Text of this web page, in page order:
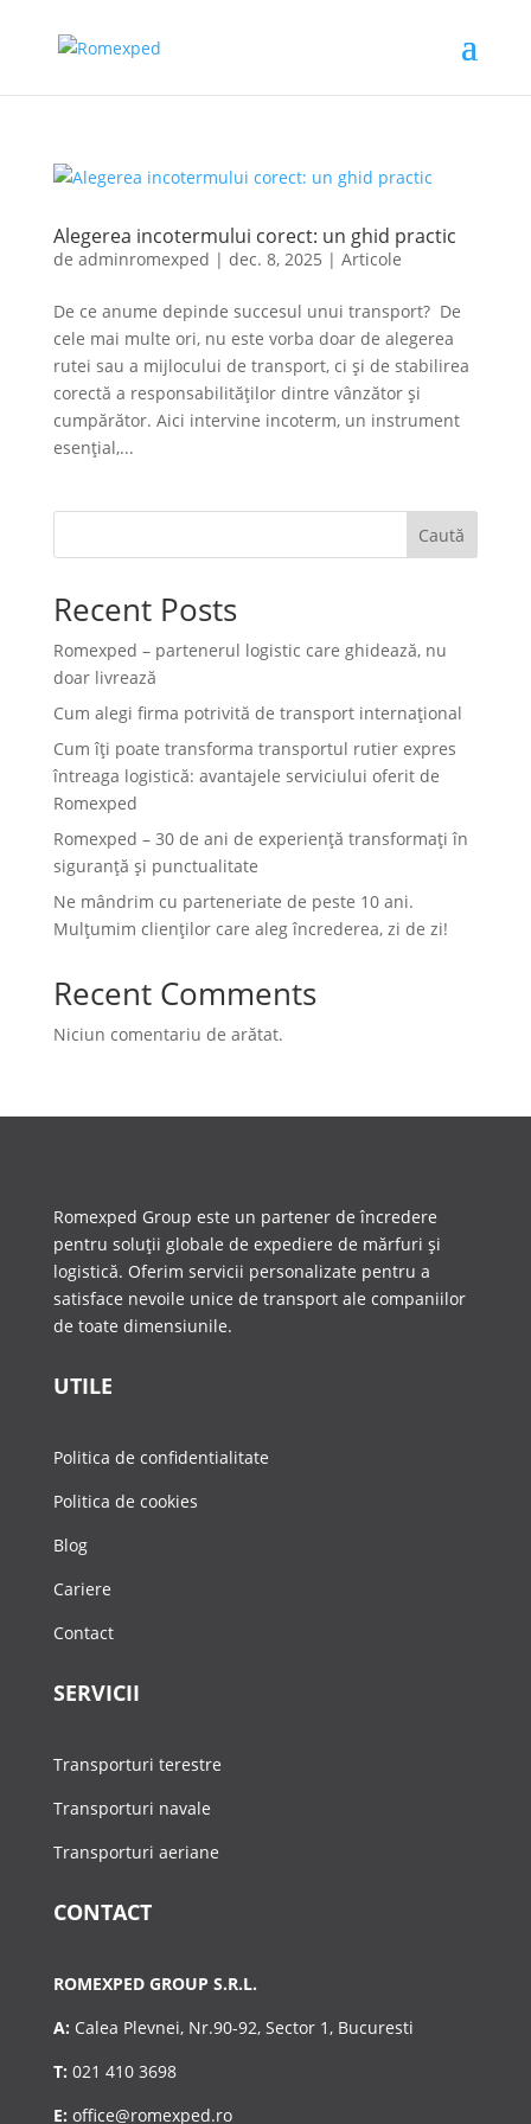
Alegerea incotermului corect: un ghid practic
de adminromexped | dec. 8, 2025 | Articole
De ce anume depinde succesul unui transport? De
cele mai multe ori, nu este vorba doar de alegerea
rutei sau a mijlocului de transport, ci și de stabilirea
corectă a responsabilităților dintre vânzător și
cumpărător. Aici intervine incoterm, un instrument
esențial,...
Caută
Recent Posts
Romexped – partenerul logistic care ghidează, nu
doar livrează
Cum alegi firma potrivită de transport internațional
Cum îți poate transforma transportul rutier expres
întreaga logistică: avantajele serviciului oferit de
Romexped
Romexped – 30 de ani de experiență transformați în
siguranță și punctualitate
Ne mândrim cu parteneriate de peste 10 ani.
Mulțumim clienților care aleg încrederea, zi de zi!
Recent Comments
Niciun comentariu de arătat.
Romexped Group este un partener de încredere
pentru soluții globale de expediere de mărfuri și
logistică. Oferim servicii personalizate pentru a
satisface nevoile unice de transport ale companiilor
de toate dimensiunile.
UTILE
Politica de confidentialitate
Politica de cookies
Blog
Cariere
Contact
SERVICII
Transporturi terestre
Transporturi navale
Transporturi aeriane
CONTACT
ROMEXPED GROUP S.R.L.
A: Calea Plevnei, Nr.90-92, Sector 1, Bucuresti
T: 021 410 3698
E: office@romexped.ro